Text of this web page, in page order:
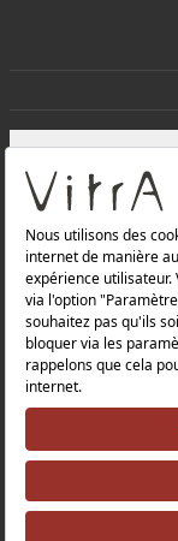
Produits
Politique de
Politique
Politique